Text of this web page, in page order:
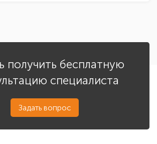
получить бесплатную
специалиста
Задать вопрос